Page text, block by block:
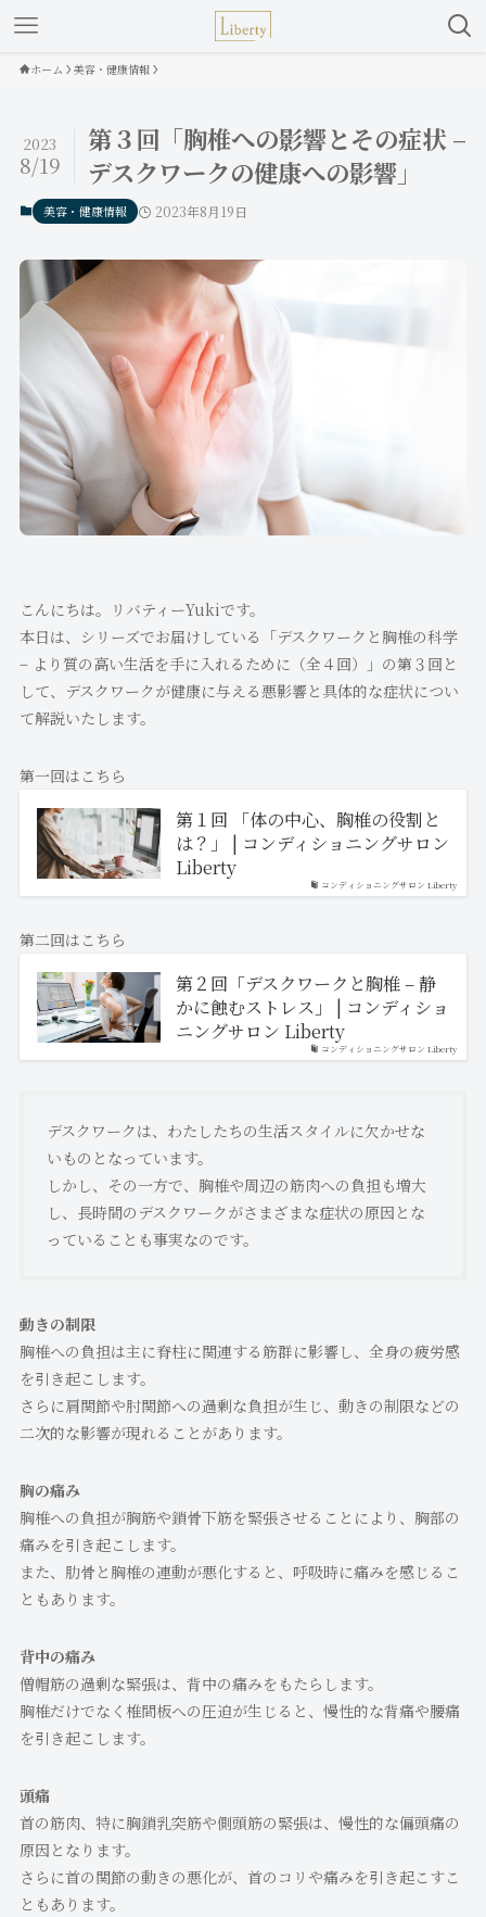
ホーム 美容・健康情報
第３回「胸椎への影響とその症状 –
デスクワークの健康への影響」
2023
8/19
美容・健康情報 2023年8月19日
こんにちは。リバティーYukiです。
本日は、シリーズでお届けしている「デスクワークと胸椎の科学
– より質の高い生活を手に入れるために（全４回）」の第３回と
して、デスクワークが健康に与える悪影響と具体的な症状につい
て解説いたします。
第一回はこちら
コンディショニングサロン Liberty
第１回 「体の中心、胸椎の役割と
は？」 | コンディショニングサロン
Liberty
第二回はこちら
コンディショニングサロン Liberty
第２回「デスクワークと胸椎 – 静
かに蝕むストレス」 | コンディショ
ニングサロン Liberty
デスクワークは、わたしたちの生活スタイルに欠かせな
いものとなっています。
しかし、その一方で、胸椎や周辺の筋肉への負担も増大
し、長時間のデスクワークがさまざまな症状の原因とな
っていることも事実なのです。
動きの制限
胸椎への負担は主に脊柱に関連する筋群に影響し、全身の疲労感
を引き起こします。
さらに肩関節や肘関節への過剰な負担が生じ、動きの制限などの
二次的な影響が現れることがあります。
胸の痛み
胸椎への負担が胸筋や鎖骨下筋を緊張させることにより、胸部の
痛みを引き起こします。
また、肋骨と胸椎の連動が悪化すると、呼吸時に痛みを感じるこ
ともあります。
背中の痛み
僧帽筋の過剰な緊張は、背中の痛みをもたらします。
胸椎だけでなく椎間板への圧迫が生じると、慢性的な背痛や腰痛
を引き起こします。
頭痛
首の筋肉、特に胸鎖乳突筋や側頭筋の緊張は、慢性的な偏頭痛の
原因となります。
さらに首の関節の動きの悪化が、首のコリや痛みを引き起こすこ
ともあります。